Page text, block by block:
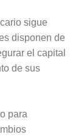
sigue
disponen de
el capital
de sus
para